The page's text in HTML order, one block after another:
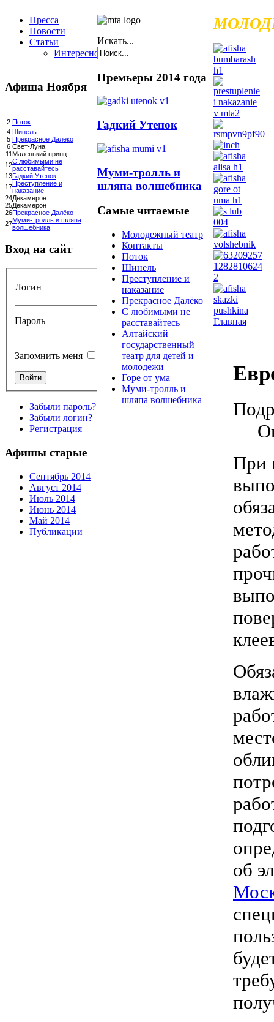
Пресса
Новости
Статьи
Интересное
Афиша Ноября
2 Поток
4 Шинель
5 Прекрасное Далёко
6 Свет-Луна
11Маленький принц
12С любимыми не
расставайтесь
13Гадкий Утенок
17Преступление и
наказание
24Декамерон
25Декамерон
26Прекрасное Далёко
27Муми-тролль и шляпа
волшебника
Вход на сайт
Логин
Пароль
Запомнить меня
Забыли пароль?
Забыли логин?
Регистрация
Афишы старые
Сентябрь 2014
Август 2014
Июль 2014
Июнь 2014
Май 2014
Публикации
Искать...
Премьеры 2014 года
Гадкий Утенок
Муми-тролль и
шляпа волшебника
Самые читаемые
Молодежный театр
Контакты
Поток
Шинель
Преступление и
наказание
Прекрасное Далёко
С любимыми не
расставайтесь
Алтайский
государственный
театр для детей и
молодежи
Горе от ума
Муми-тролль и
шляпа волшебника
Главная
При
об